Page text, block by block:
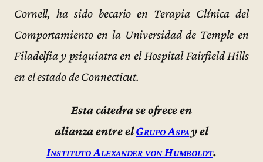
Cornell, ha sido becario en Terapia Clínica del
Comportamiento en la Universidad de Temple en
Filadelfia y psiquiatra en el Hospital Fairfield Hills
en el estado de Connecticut.
Esta cátedra se ofrece en
alianza entre elGrupo Aspay el
Instituto Alexander von Humboldt.